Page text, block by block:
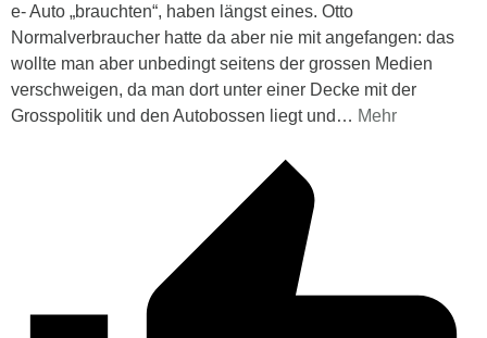
e- Auto „brauchten“, haben längst eines. Otto
Normalverbraucher hatte da aber nie mit angefangen: das
wollte man aber unbedingt seitens der grossen Medien
verschweigen, da man dort unter einer Decke mit der
Grosspolitik und den Autobossen liegt und … Mehr